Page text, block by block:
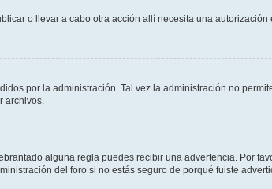
o llevar a cabo otra acción allí necesita una
por la administración. Tal vez la administración no
archivos.
alguna regla puedes recibir una advertencia. Por
del foro si no estás seguro de porqué fuiste